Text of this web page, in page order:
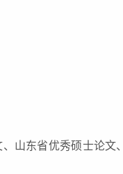
、 山东省优秀硕士论文、